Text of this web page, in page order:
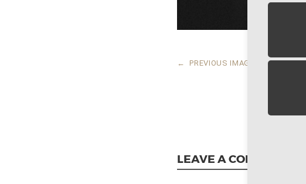
← PREVIOUS IMAGE
LEAVE A COMMENT